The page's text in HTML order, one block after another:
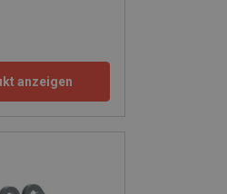
anzeigen